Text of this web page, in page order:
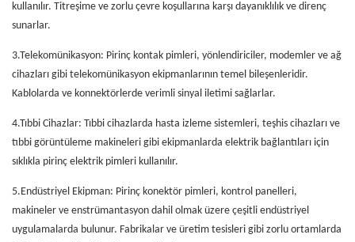
kullanılır. Titreşime ve zorlu çevre koşullarına karşı dayanıklılık ve direnç
sunarlar.
3.Telekomünikasyon: Pirinç kontak pimleri, yönlendiriciler, modemler ve ağ
cihazları gibi telekomünikasyon ekipmanlarının temel bileşenleridir.
Kablolarda ve konnektörlerde verimli sinyal iletimi sağlarlar.
4.Tıbbi Cihazlar: Tıbbi cihazlarda hasta izleme sistemleri, teşhis cihazları ve
tıbbi görüntüleme makineleri gibi ekipmanlarda elektrik bağlantıları için
sıklıkla pirinç elektrik pimleri kullanılır.
5.Endüstriyel Ekipman: Pirinç konektör pimleri, kontrol panelleri,
makineler ve enstrümantasyon dahil olmak üzere çeşitli endüstriyel
uygulamalarda bulunur. Fabrikalar ve üretim tesisleri gibi zorlu ortamlarda